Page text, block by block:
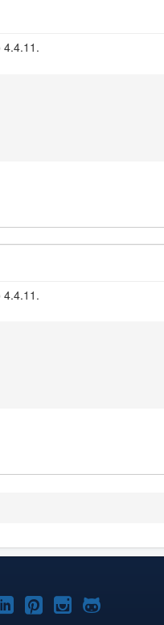
4.4.11.
4.4.11.
Joomla!Joomla!
Joomla!Joomla!